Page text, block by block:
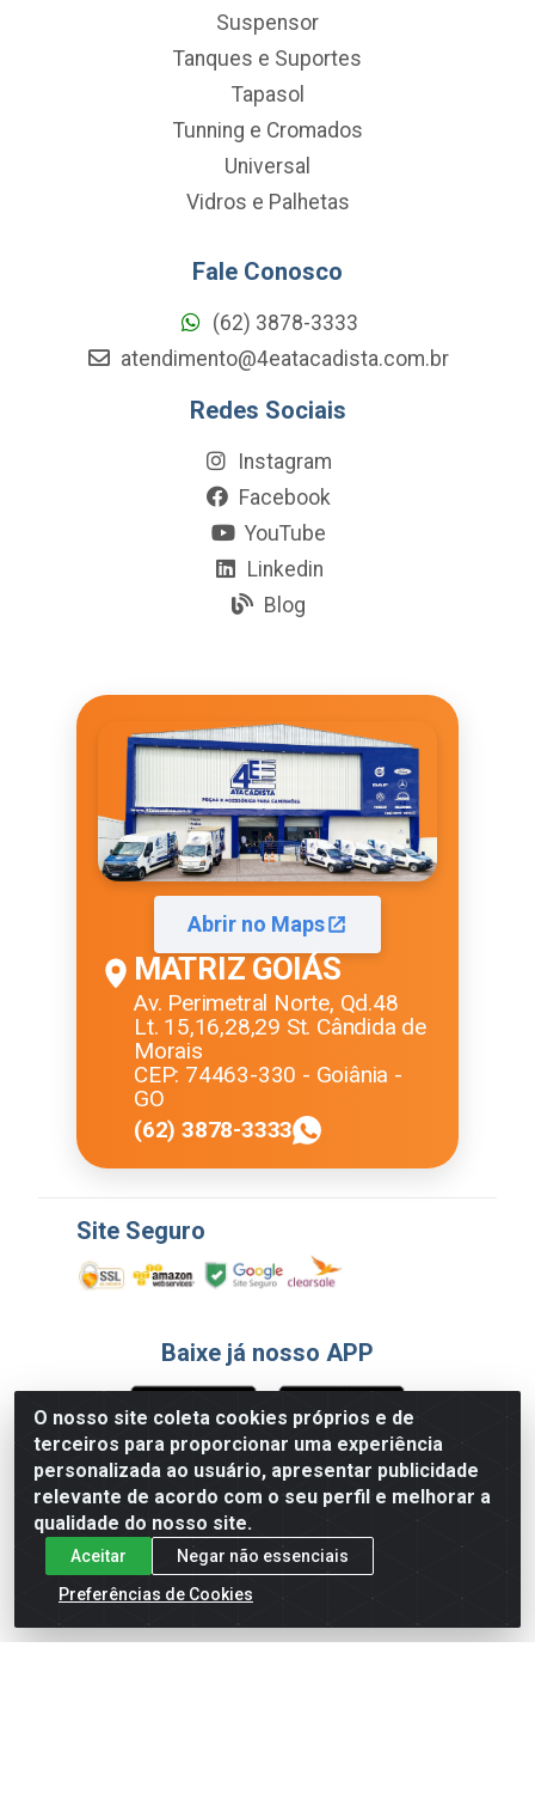
O nosso site coleta cookies próprios e de
terceiros para proporcionar uma experiência
personalizada ao usuário, apresentar publicidade
relevante de acordo com o seu perfil e melhorar a
qualidade do nosso site.
Aceitar
Negar não essenciais
Preferências de Cookies
Suspensor
Tanques e Suportes
Tapasol
Tunning e Cromados
Universal
Vidros e Palhetas
Fale Conosco
(62) 3878-3333
atendimento@4eatacadista.com.br
Redes Sociais
Instagram
Facebook
YouTube
Linkedin
Blog
Abrir no Maps
MATRIZ GOIÁS
Av. Perimetral Norte, Qd.48
Lt. 15,16,28,29 St. Cândida de
Morais
CEP: 74463-330 - Goiânia -
GO
(62) 3878-3333
Site Seguro
Baixe já nosso APP
Formas de Pagamento